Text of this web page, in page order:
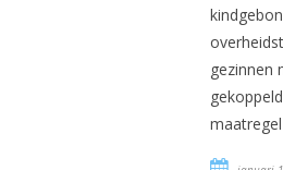
gezinnen